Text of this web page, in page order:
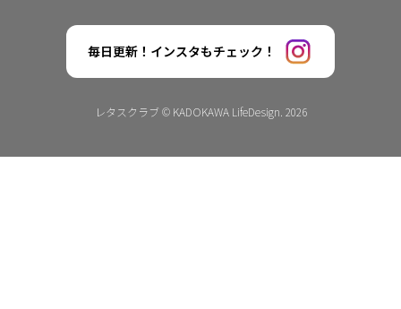
毎日更新！インスタもチェック！
レタスクラブ © KADOKAWA LifeDesign. 2026